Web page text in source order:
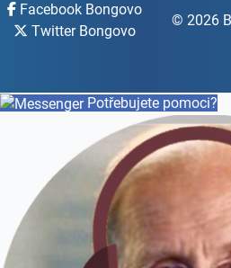
Facebook Bongovo
Twitter Bongovo
© 2026
Potřebujete pomoci?